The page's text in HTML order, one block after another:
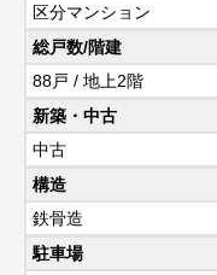
区分マンション
総戸数/階建
88戸 / 地上2階
新築・中古
中古
構造
鉄骨造
駐車場